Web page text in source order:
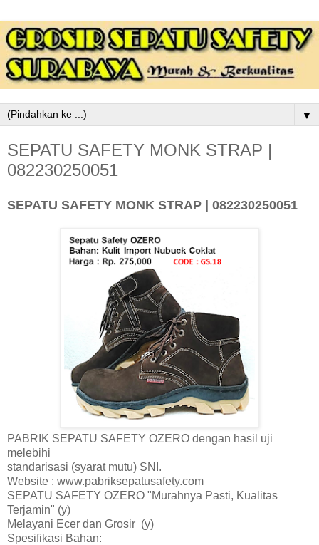
▼
SEPATU SAFETY MONK STRAP |
082230250051
SEPATU SAFETY MONK STRAP | 082230250051
PABRIK SEPATU SAFETY OZERO dengan hasil uji
melebihi
standarisasi (syarat mutu) SNI.
Website : www.pabriksepatusafety.com
SEPATU SAFETY OZERO "Murahnya Pasti, Kualitas
Terjamin" (y)
Melayani Ecer dan Grosir (y)
Spesifikasi Bahan: